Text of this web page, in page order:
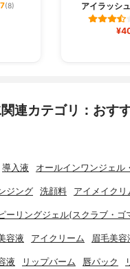
(8)
アイラッシ
連カテゴリ：おす
導入液 オールインワンジェル
ジング 洗顔料 アイメイクリ
ーリングジェル(スクラブ・ゴ
容液 アイクリーム 眉毛美容
液 リップバーム 唇パック